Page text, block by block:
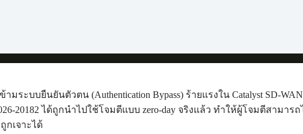
มระบบยืนยันตัวตน (Authentication Bypass) ร้ายแรงใน Catalyst SD-WAN
20182 ได้ถูกนำไปใช้โจมตีแบบ zero-day จริงแล้ว ทำให้ผู้โจมตีสามารถ
เจาะได้